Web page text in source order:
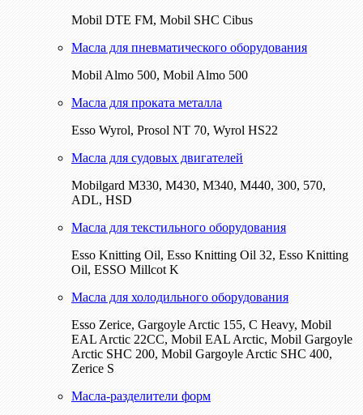
Mobil DTE FM, Mobil SHC Cibus
Масла для пневматического оборудования
Mobil Almo 500, Mobil Almo 500
Масла для проката металла
Esso Wyrol, Prosol NT 70, Wyrol HS22
Масла для судовых двигателей
Mobilgard M330, M430, M340, M440, 300, 570,
ADL, HSD
Масла для текстильного оборудования
Esso Knitting Oil, Esso Knitting Oil 32, Esso Knitting
Oil, ESSO Millcot K
Масла для холодильного оборудования
Esso Zerice, Gargoyle Arctic 155, С Heavy, Mobil
EAL Arctic 22CC, Mobil EAL Arctic, Mobil Gargoyle
Arctic SHC 200, Mobil Gargoyle Arctic SHC 400,
Zerice S
Масла-разделители форм